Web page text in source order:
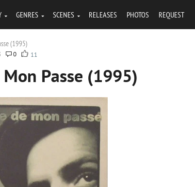
GENRES SCENES RELEASES PHOTOS REQUEST
(1995)
0 11
Passe (1995)